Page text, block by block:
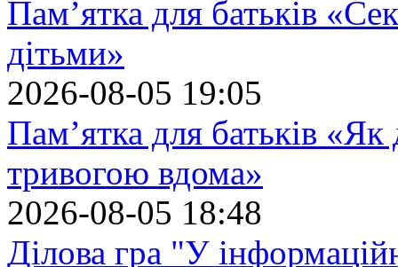
Пам’ятка для батьків
дітьми»
2026-08-05 19:05
Пам’ятка для батьків
тривогою вдома»
2026-08-05 18:48
Ділова гра "У